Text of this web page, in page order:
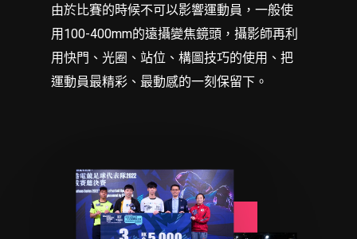
由於比賽的時候不可以影響運動員，一般使
用100-400mm的遠攝變焦鏡頭，攝影師再利
用快門、光圈、站位、構圖技巧的使用、把
運動員最精彩、最動感的一刻保留下。